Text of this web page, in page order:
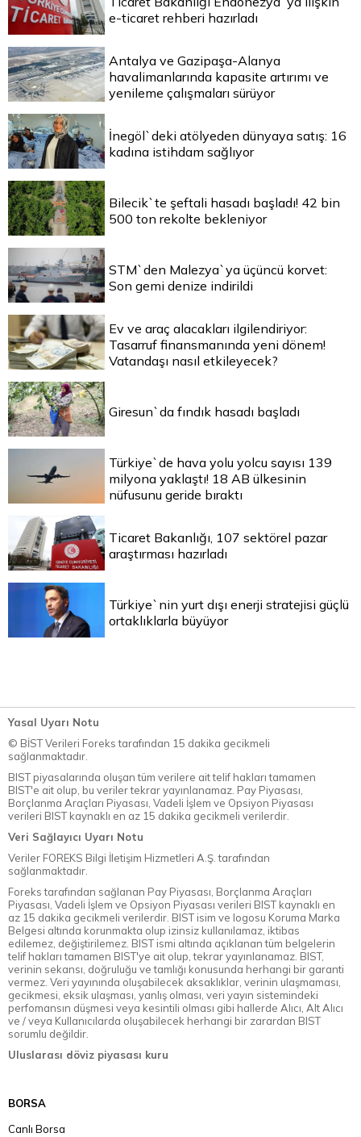
e-ticaret rehberi hazırladı
Antalya ve Gazipaşa-Alanya
havalimanlarında kapasite artırımı ve
yenileme çalışmaları sürüyor
İnegöl`deki atölyeden dünyaya satış: 16
kadına istihdam sağlıyor
Bilecik`te şeftali hasadı başladı! 42 bin
500 ton rekolte bekleniyor
STM`den Malezya`ya üçüncü korvet:
Son gemi denize indirildi
Ev ve araç alacakları ilgilendiriyor:
Tasarruf finansmanında yeni dönem!
Vatandaşı nasıl etkileyecek?
Giresun`da fındık hasadı başladı
Türkiye`de hava yolu yolcu sayısı 139
milyona yaklaştı! 18 AB ülkesinin
nüfusunu geride bıraktı
Ticaret Bakanlığı, 107 sektörel pazar
araştırması hazırladı
Türkiye`nin yurt dışı enerji stratejisi güçlü
ortaklıklarla büyüyor
Yasal Uyarı Notu
© BİST Verileri Foreks tarafından 15 dakika gecikmeli
sağlanmaktadır.
BIST piyasalarında oluşan tüm verilere ait telif hakları tamamen
BIST'e ait olup, bu veriler tekrar yayınlanamaz. Pay Piyasası,
Borçlanma Araçları Piyasası, Vadeli İşlem ve Opsiyon Piyasası
verileri BIST kaynaklı en az 15 dakika gecikmeli verilerdir.
Veri Sağlayıcı Uyarı Notu
Veriler FOREKS Bilgi İletişim Hizmetleri A.Ş. tarafından
sağlanmaktadır.
Foreks tarafından sağlanan Pay Piyasası, Borçlanma Araçları
Piyasası, Vadeli İşlem ve Opsiyon Piyasası verileri BIST kaynaklı en
az 15 dakika gecikmeli verilerdir. BIST isim ve logosu Koruma Marka
Belgesi altında korunmakta olup izinsiz kullanılamaz, iktibas
edilemez, değiştirilemez. BIST ismi altında açıklanan tüm belgelerin
telif hakları tamamen BIST'ye ait olup, tekrar yayınlanamaz. BIST,
verinin sekansı, doğruluğu ve tamlığı konusunda herhangi bir garanti
vermez. Veri yayınında oluşabilecek aksaklıklar, verinin ulaşmaması,
gecikmesi, eksik ulaşması, yanlış olması, veri yayın sistemindeki
perfomansın düşmesi veya kesintili olması gibi hallerde Alıcı, Alt Alıcı
ve / veya Kullanıcılarda oluşabilecek herhangi bir zarardan BIST
sorumlu değildir.
Uluslarası döviz piyasası kuru
BORSA
Canlı Borsa